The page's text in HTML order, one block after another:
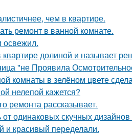
чем в квартире.
ремонт в ванной комнате.
освежил.
долиной и называет
"не Проявила
комнаты в зелёном цвете
нелепой кажется?
ремонта рассказывает.
от одинаковых скучных
красивый переделали.